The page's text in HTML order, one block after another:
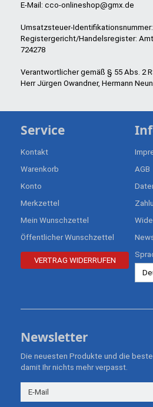
E-Mail: cco-onlineshop@gmx.de
Umsatzsteuer-Identifikationsnummer:
Registergericht/Handelsregister:
724278
Verantwortlicher gemäß § 55 Abs. 2
Herr Jürgen Owandner, Hermann
Service
Kontakt
Warenkorb
Konto
Merkzettel
Mein Wunschzettel
Öffentlicher Wunschzettel
VERTRAG WIDERRUFEN
AGB
Newsletter
Die neuesten Produkte und die
damit Ihr nichts mehr verpasst.
Newsletter